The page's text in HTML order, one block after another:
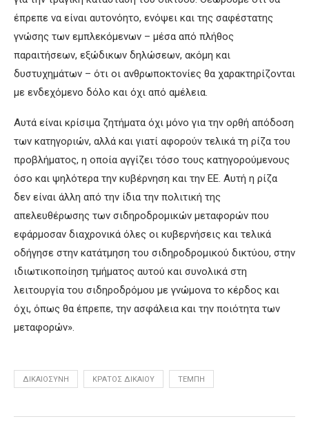
έπρεπε να είναι αυτονόητο, ενόψει και της σαφέστατης
γνώσης των εμπλεκόμενων – μέσα από πλήθος
παραιτήσεων, εξώδικων δηλώσεων, ακόμη και
δυστυχημάτων – ότι οι ανθρωποκτονίες θα χαρακτηρίζονται
με ενδεχόμενο δόλο και όχι από αμέλεια.
Αυτά είναι κρίσιμα ζητήματα όχι μόνο για την ορθή απόδοση
των κατηγοριών, αλλά και γιατί αφορούν τελικά τη ρίζα του
προβλήματος, η οποία αγγίζει τόσο τους κατηγορούμενους
όσο και ψηλότερα την κυβέρνηση και την ΕΕ. Αυτή η ρίζα
δεν είναι άλλη από την ίδια την πολιτική της
απελευθέρωσης των σιδηροδρομικών μεταφορών που
εφάρμοσαν διαχρονικά όλες οι κυβερνήσεις και τελικά
οδήγησε στην κατάτμηση του σιδηροδρομικού δικτύου, στην
ιδιωτικοποίηση τμήματος αυτού και συνολικά στη
λειτουργία του σιδηροδρόμου με γνώμονα το κέρδος και
όχι, όπως θα έπρεπε, την ασφάλεια και την ποιότητα των
μεταφορών».
ΔΙΚΑΙΟΣΎΝΗ ΚΡΆΤΟΣ ΔΙΚΑΊΟΥ ΤΈΜΠΗ